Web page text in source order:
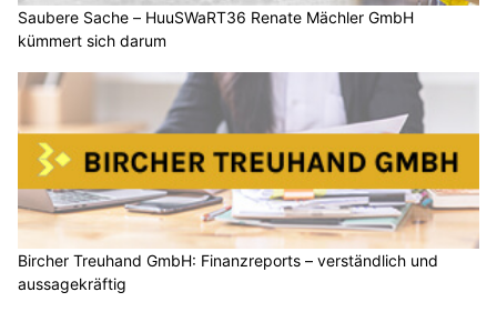
Saubere Sache – HuuSWaRT36 Renate Mächler GmbH
kümmert sich darum
Bircher Treuhand GmbH: Finanzreports – verständlich und
aussagekräftig